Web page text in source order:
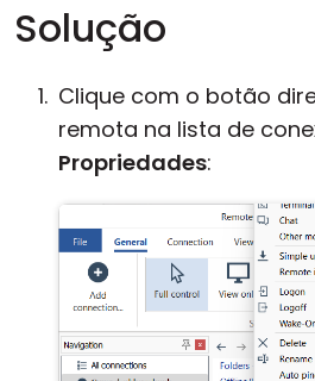
Solução
Clique com o botão
remota na lista de
Propriedades: